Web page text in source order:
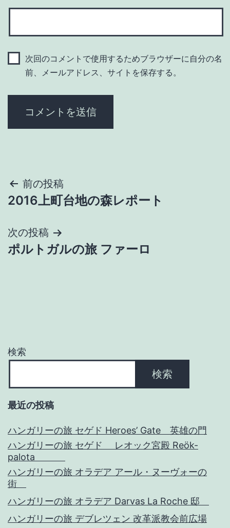
次回のコメントで使用するためブラウザーに自分の名
前、メールアドレス、サイトを保存する。
投
稿
ナ
ビ
ョ
前の投稿
2016上町台地の森レポート
次の投稿
ポルトガルの旅 ファーロ
検索
検索
最近の投稿
ハンガリーの旅 セゲド Heroes’ Gate 英雄の門
ハンガリーの旅 セゲド レオック宮殿 Reök-
palota
ハンガリーの旅 オラデア アール・ヌーヴォーの
街
ハンガリーの旅 オラデア Darvas La Roche 邸
ハンガリーの旅 デブレツェン 改革派教会前広場